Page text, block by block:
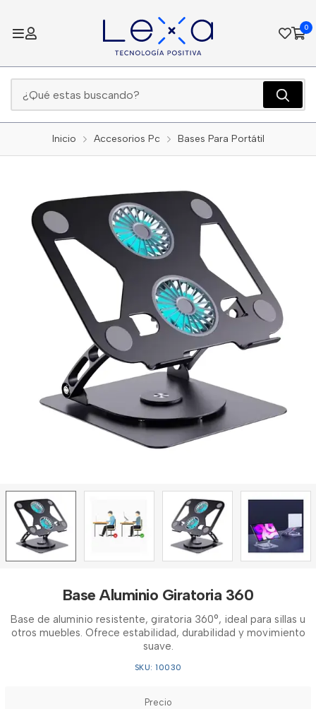
0
Inicio Accesorios Pc Bases Para Portátil
Base Aluminio Giratoria 360
Base de aluminio resistente, giratoria 360°, ideal para sillas u
otros muebles. Ofrece estabilidad, durabilidad y movimiento
suave.
SKU: 10030
Precio